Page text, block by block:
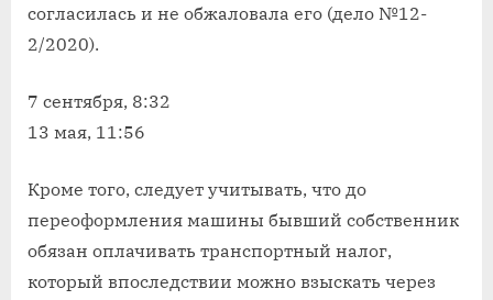
согласилась и не обжаловала его (дело №12-
2/2020).
7 сентября, 8:32
13 мая, 11:56
Кроме того, следует учитывать, что до
переоформления машины бывший собственник
обязан оплачивать транспортный налог,
который впоследствии можно взыскать через